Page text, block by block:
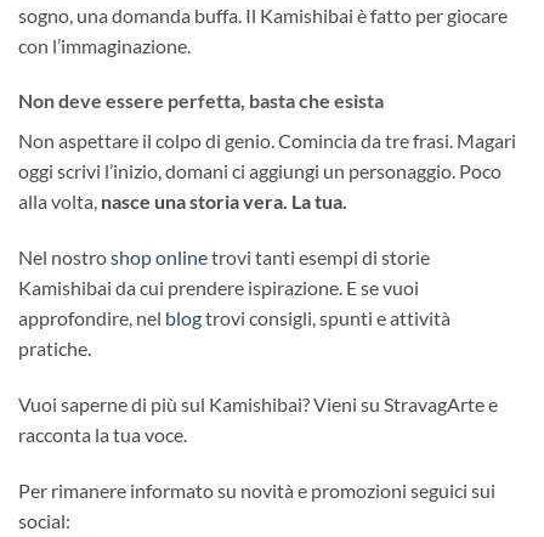
sogno, una domanda buffa. Il Kamishibai è fatto per giocare
con l’immaginazione.
Non deve essere perfetta, basta che esista
Non aspettare il colpo di genio. Comincia da tre frasi. Magari
oggi scrivi l’inizio, domani ci aggiungi un personaggio. Poco
alla volta, nasce una storia vera. La tua.
Nel nostroshop onlinetrovi tanti esempi di storie
Kamishibai da cui prendere ispirazione. E se vuoi
approfondire, nel blogtrovi consigli, spunti e attività
pratiche.
Vuoi saperne di più sul Kamishibai? Vieni su StravagArte e
racconta la tua voce.
Per rimanere informato su novità e promozioni seguici sui
social: